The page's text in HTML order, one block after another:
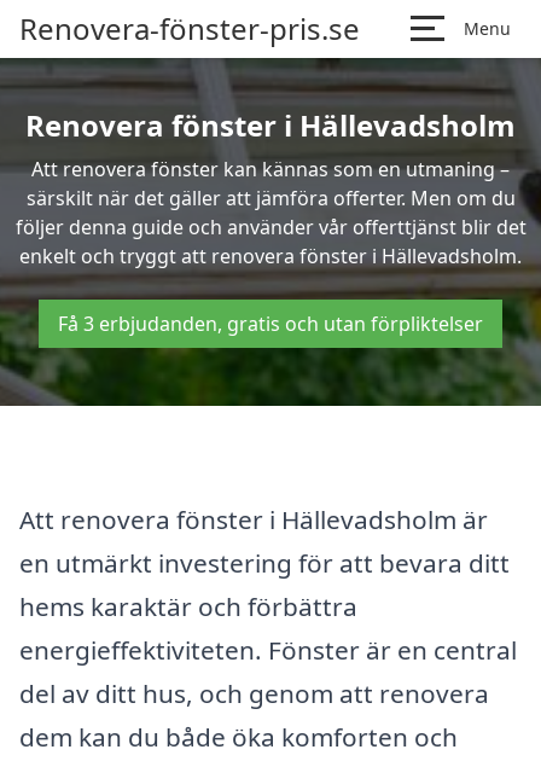
Renovera-fönster-pris.se Menu
Renovera fönster i Hällevadsholm
Att renovera fönster kan kännas som en utmaning –
särskilt när det gäller att jämföra offerter. Men om du
följer denna guide och använder vår offerttjänst blir det
enkelt och tryggt att renovera fönster i Hällevadsholm.
Få 3 erbjudanden, gratis och utan förpliktelser
Att renovera fönster i Hällevadsholm är
en utmärkt investering för att bevara ditt
hems karaktär och förbättra
energieffektiviteten. Fönster är en central
del av ditt hus, och genom att renovera
dem kan du både öka komforten och